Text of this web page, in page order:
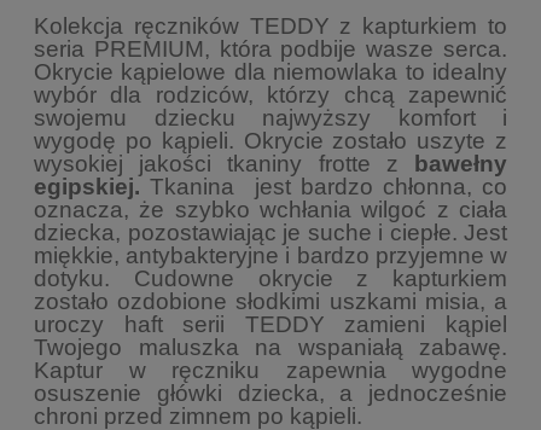
Kolekcja ręczników TEDDY z kapturkiem to
seria PREMIUM, która podbije wasze serca.
Okrycie kąpielowe dla niemowlaka to idealny
wybór dla rodziców, którzy chcą zapewnić
swojemu dziecku najwyższy komfort i
wygodę po kąpieli. Okrycie zostało uszyte z
wysokiej jakości tkaniny frotte z bawełny
egipskiej.Tkanina jest bardzo chłonna, co
oznacza, że szybko wchłania wilgoć z ciała
dziecka, pozostawiając je suche i ciepłe. Jest
miękkie, antybakteryjne i bardzo przyjemne w
dotyku. Cudowne okrycie z kapturkiem
zostało ozdobione słodkimi uszkami misia, a
uroczy haft serii TEDDY zamieni kąpiel
Twojego maluszka na wspaniałą zabawę.
Kaptur w ręczniku zapewnia wygodne
osuszenie główki dziecka, a jednocześnie
chroni przed zimnem po kąpieli.